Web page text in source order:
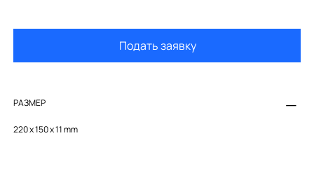
Подать заявку
РАЗМЕР
220 x 150 x 11 mm